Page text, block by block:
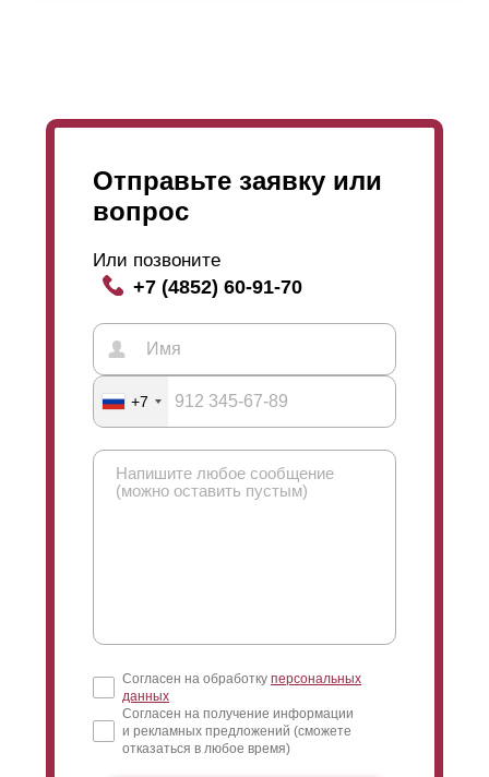
Отправьте заявку или
вопрос
Или позвоните
+7 (4852) 60-91-70
+7
Согласен на обработку персональных
данных
Согласен на получение информации
и рекламных предложений (сможете
отказаться в любое время)